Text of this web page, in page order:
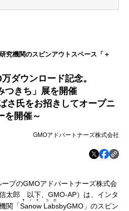
究機関のスピンアウトスペース「＋
ダウンロード記念。
つきち」展を開催
さ氏をお招きしてオープニ
を開催～
GMOアドパートナーズ株式会社
プのGMOアドパートナーズ株式会
太郎 以下、GMO-AP）は、インタ
関「Sanow
ｻﾉｳ
Labs
ラボ
byGMO」のスピン